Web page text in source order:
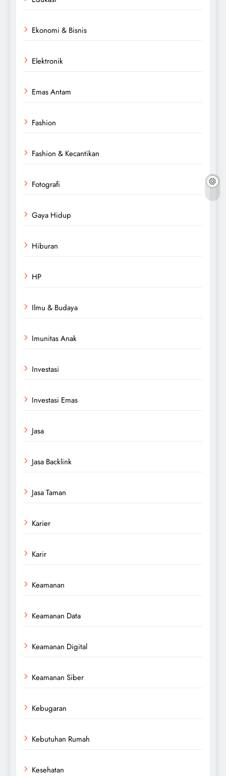
Ekonomi & Bisnis
Elektronik
Emas Antam
Fashion
Fashion & Kecantikan
Fotografi
Gaya Hidup
Hiburan
HP
Ilmu & Budaya
Imunitas Anak
Investasi
Investasi Emas
Jasa
Jasa Backlink
Jasa Taman
Karier
Karir
Keamanan
Keamanan Data
Keamanan Digital
Keamanan Siber
Kebugaran
Kebutuhan Rumah
Kesehatan